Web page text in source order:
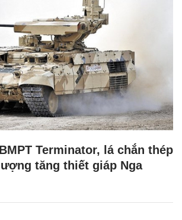
Terminator, lá chắn thép
tăng thiết giáp Nga